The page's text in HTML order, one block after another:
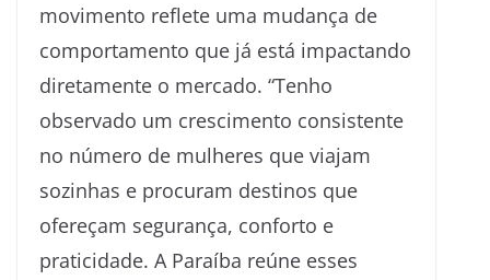
movimento reflete uma mudança de
comportamento que já está impactando
diretamente o mercado. “Tenho
observado um crescimento consistente
no número de mulheres que viajam
sozinhas e procuram destinos que
ofereçam segurança, conforto e
praticidade. A Paraíba reúne esses